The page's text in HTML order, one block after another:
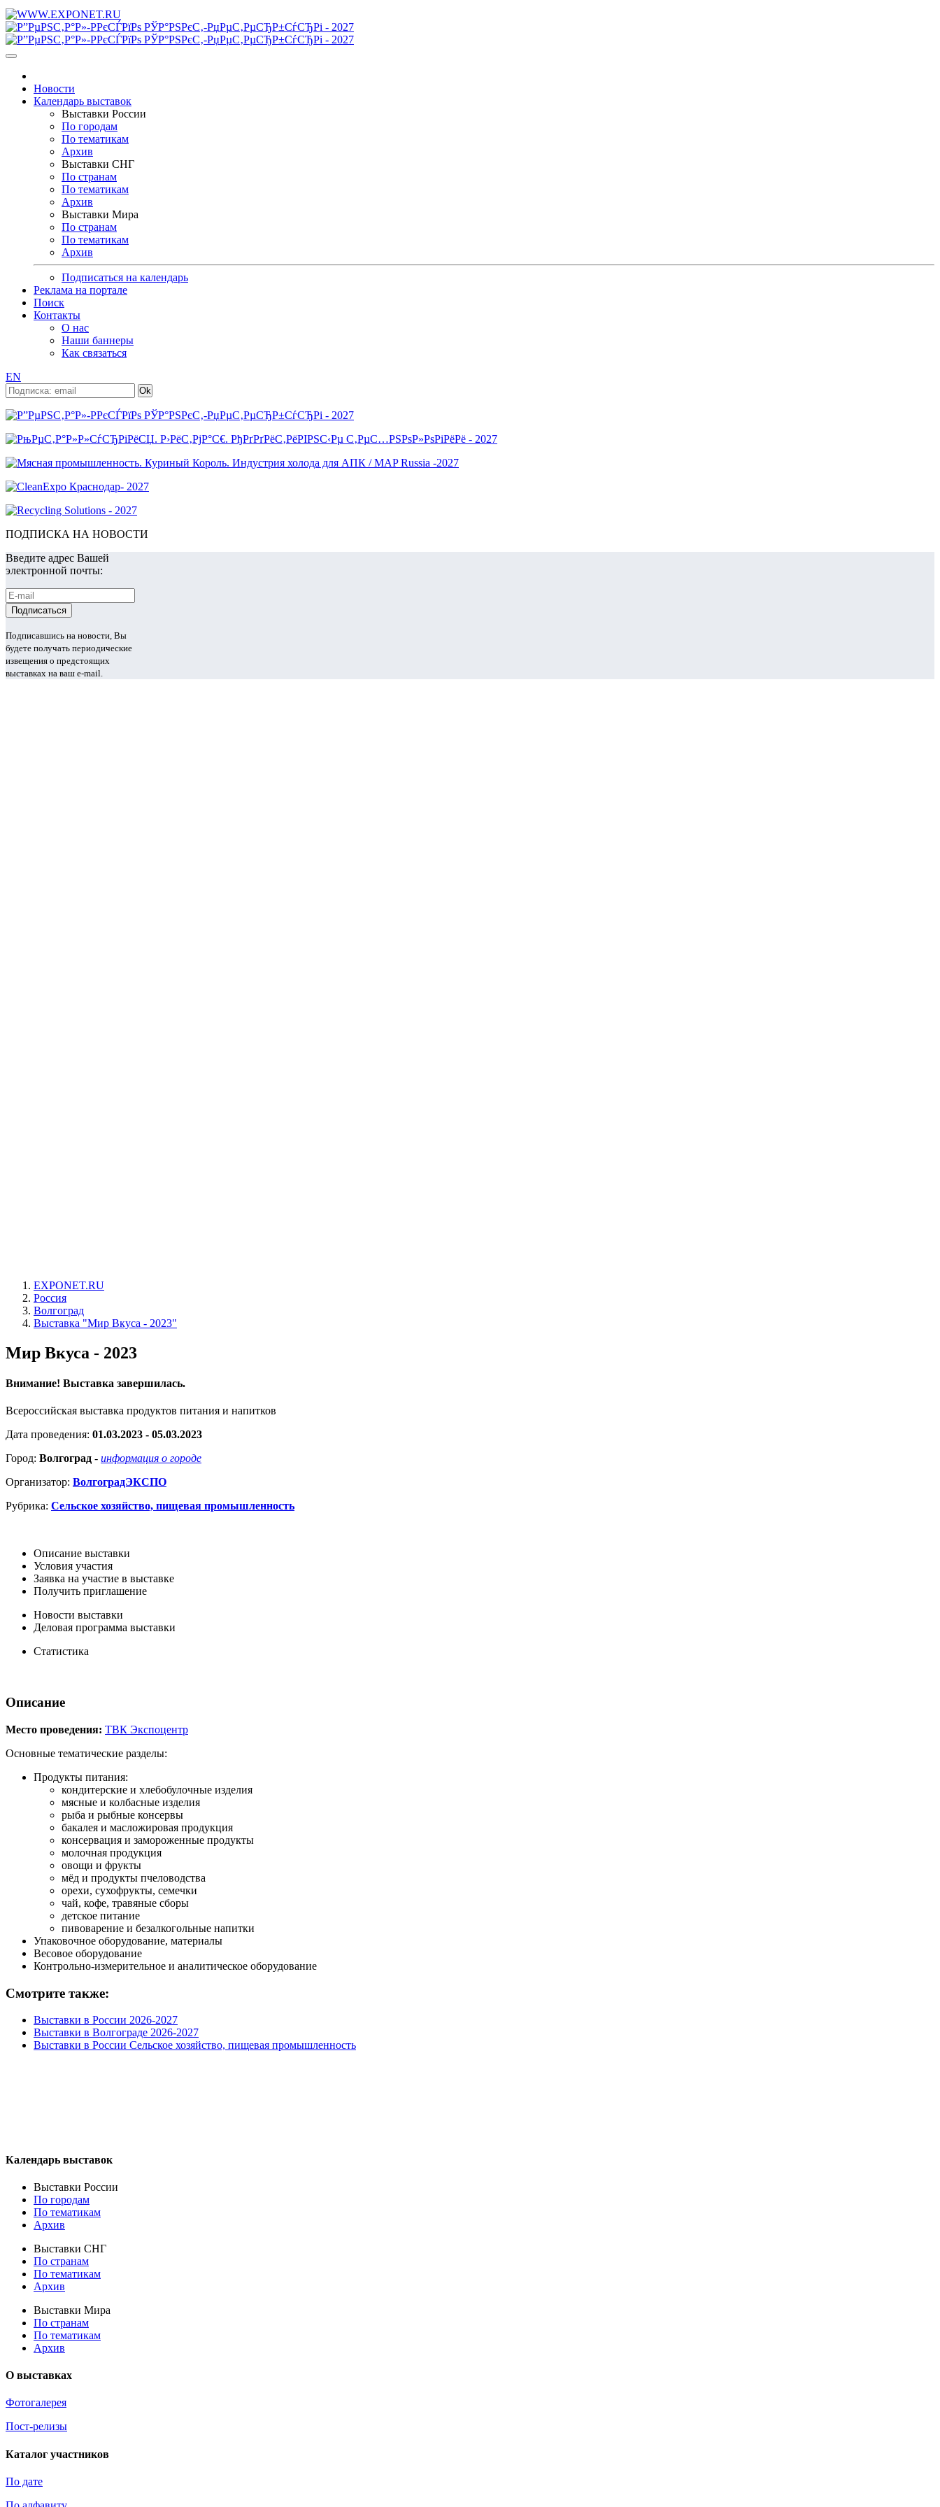
Новости
Календарь выставок
Выставки России
По городам
По тематикам
Архив
Выставки СНГ
По странам
По тематикам
Архив
Выставки Мира
По странам
По тематикам
Архив
Подписаться на календарь
Реклама на портале
Поиск
Контакты
О нас
Наши баннеры
Как связаться
EN
ПОДПИСКА НА НОВОСТИ
Введите адрес Вашей
электронной почты:
Подписавшись на новости, Вы
будете получать периодические
извещения о предстоящих
выставках на ваш e-mail.
EXPONET.RU
Россия
Волгоград
Выставка "Мир Вкуса - 2023"
Мир Вкуса - 2023
Внимание! Выставка завершилась.
Всероссийская выставка продуктов питания и напитков
Дата проведения: 01.03.2023 - 05.03.2023
Город: Волгоград - информация о городе
Организатор: ВолгоградЭКСПО
Рубрика: Сельское хозяйство, пищевая промышленность
Описание выставки
Условия участия
Заявка на участие в выставке
Получить приглашение
Новости выставки
Деловая программа выставки
Статистика
Описание
Место проведения: ТВК Экспоцентр
Основные тематические разделы:
Продукты питания:
кондитерские и хлебобулочные изделия
мясные и колбасные изделия
рыба и рыбные консервы
бакалея и масложировая продукция
консервация и замороженные продукты
молочная продукция
овощи и фрукты
мёд и продукты пчеловодства
орехи, сухофрукты, семечки
чай, кофе, травяные сборы
детское питание
пивоварение и безалкогольные напитки
Упаковочное оборудование, материалы
Весовое оборудование
Контрольно-измерительное и аналитическое оборудование
Смотрите также:
Выставки в России 2026-2027
Выставки в Волгограде 2026-2027
Выставки в России Сельское хозяйство, пищевая промышленность
Календарь выставок
Выставки России
По городам
По тематикам
Архив
Выставки СНГ
По странам
По тематикам
Архив
Выставки Мира
По странам
По тематикам
Архив
О выставках
Фотогалерея
Пост-релизы
Каталог участников
По дате